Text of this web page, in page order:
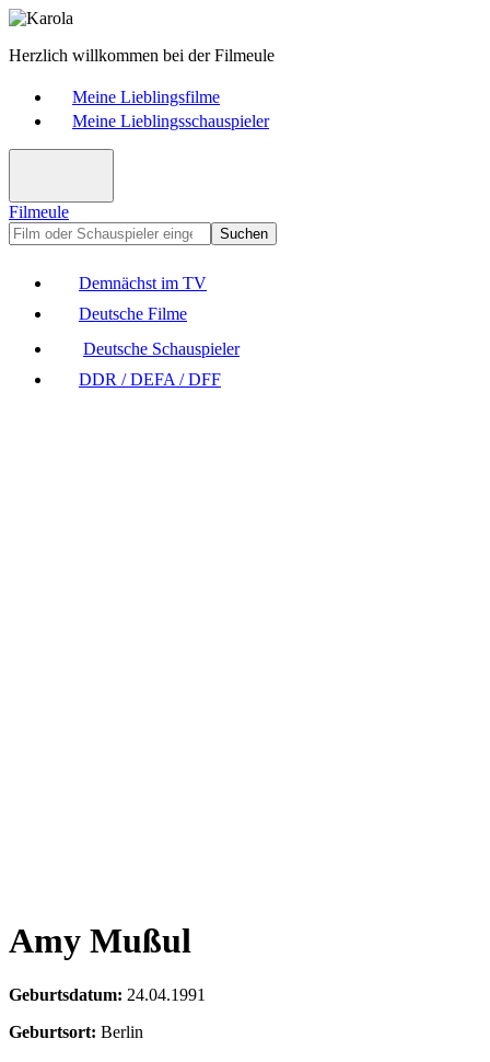
Herzlich willkommen bei der Filmeule
Meine Lieblingsfilme
Meine Lieblingsschauspieler
Filmeule
Suchen
Demnächst im TV
Deutsche Filme
Deutsche Schauspieler
DDR / DEFA / DFF
Amy Mußul
Geburtsdatum: 24.04.1991
Geburtsort: Berlin